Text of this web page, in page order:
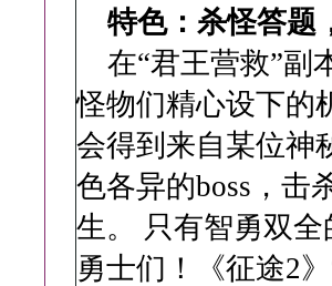
特色：杀怪答题
在“君王营救”副
怪物们精心设下的
会得到来自某位神
色各异的boss，
生。 只有智勇双
勇士们！《征途2